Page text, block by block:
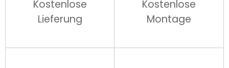
Kostenlose
Lieferung
Kostenlose
Montage